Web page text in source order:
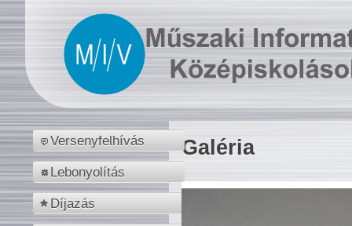
Versenyfelhívás
Lebonyolítás
Díjazás
Galéria